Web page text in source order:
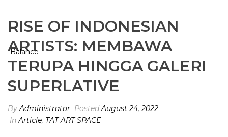
RISE OF INDONESIAN
ARTISTS: MEMBAWA
TERUPA HINGGA GALERI
SUPERLATIVE
ByAdministrator PostedAugust 24, 2022
InArticle, TAT ART SPACE